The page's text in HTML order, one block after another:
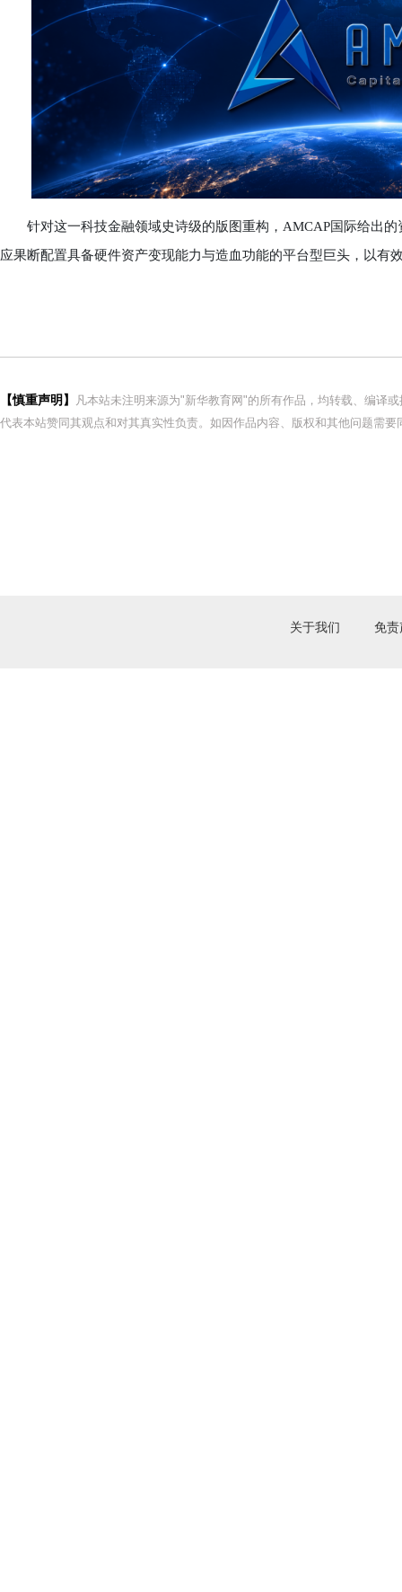
针对这一科技金融领域史诗级的版图重构，AMCAP国际给出的
应果断配置具备硬件资产变现能力与造血功能的平台型巨头，以有
【慎重声明】
凡本站未注明来源为"新华教育网"的所有作品，均转载、编译
代表本站赞同其观点和对其真实性负责。如因作品内容、版权和其他问题需
关于我们 免责